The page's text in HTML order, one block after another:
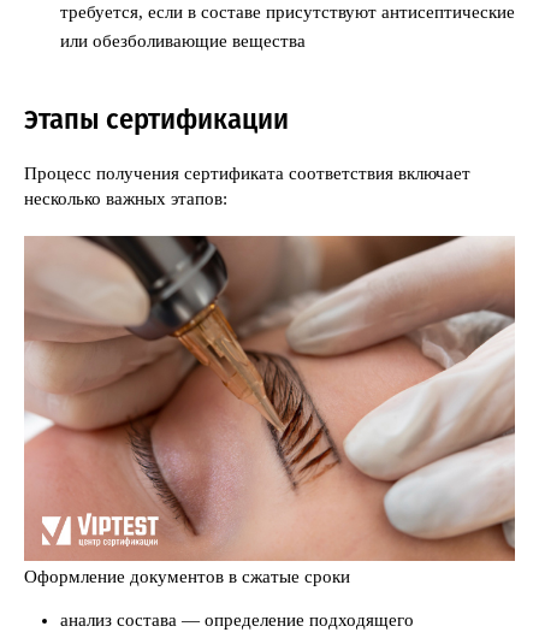
требуется, если в составе присутствуют антисептические
или обезболивающие вещества
Этапы сертификации
Процесс получения сертификата соответствия включает
несколько важных этапов:
Оформление документов в сжатые сроки
анализ состава — определение подходящего